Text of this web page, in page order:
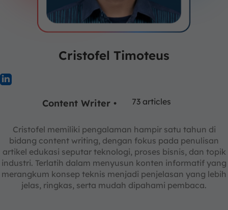
Cristofel Timoteus
Content Writer • 73 articles
Cristofel memiliki pengalaman hampir satu tahun di
bidang content writing, dengan fokus pada penulisan
artikel edukasi seputar teknologi, proses bisnis, dan topik
industri. Terlatih dalam menyusun konten informatif yang
merangkum konsep teknis menjadi penjelasan yang lebih
jelas, ringkas, serta mudah dipahami pembaca.